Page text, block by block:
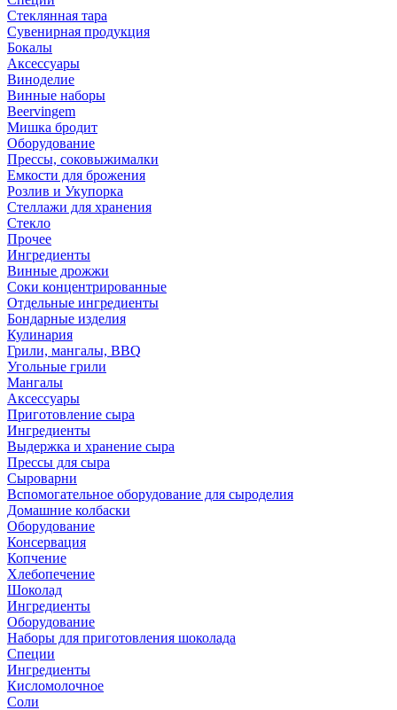
Стеклянная тара
Сувенирная продукция
Бокалы
Аксессуары
Виноделие
Винные наборы
Beervingem
Мишка бродит
Оборудование
Прессы, соковыжималки
Емкости для брожения
Розлив и Укупорка
Стеллажи для хранения
Стекло
Прочее
Ингредиенты
Винные дрожжи
Соки концентрированные
Отдельные ингредиенты
Бондарные изделия
Кулинария
Грили, мангалы, BBQ
Угольные грили
Мангалы
Аксессуары
Приготовление сыра
Ингредиенты
Выдержка и хранение сыра
Прессы для сыра
Сыроварни
Вспомогательное оборудование для сыроделия
Домашние колбаски
Оборудование
Консервация
Копчение
Хлебопечение
Шоколад
Ингредиенты
Оборудование
Наборы для приготовления шоколада
Специи
Ингредиенты
Кисломолочное
Соли